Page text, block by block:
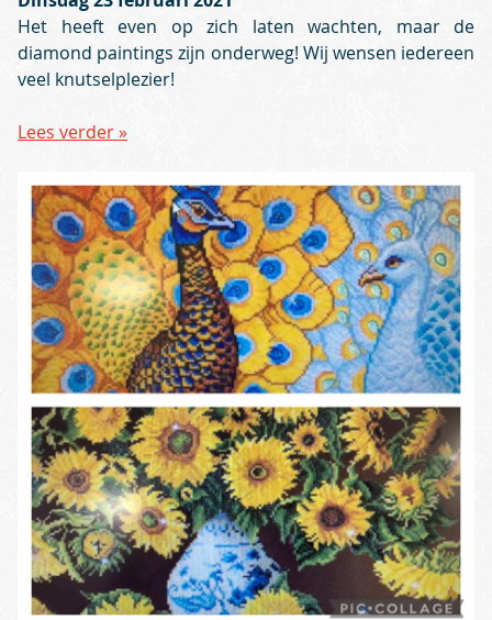
Het heeft even op zich laten wachten, maar de
diamond paintings zijn onderweg! Wij wensen iedereen
veel knutselplezier!
Lees verder »